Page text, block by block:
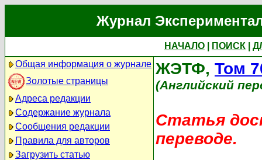
Журнал
НАЧАЛО ПОИСК
Общая информация о журнале
Золотые страницы
Адреса редакции
Содержание журнала
Сообщения редакции
Правила для авторов
Загрузить статью
ЖЭТФ, Том
(Английский
Статья
переводе.